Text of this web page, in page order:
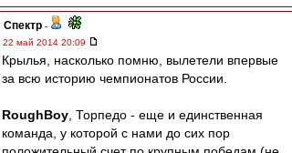
Спектр -
22 май 2014 20:09
Крылья, насколько помню, вылетели впервые
за всю историю чемпионатов России.
RoughBoy , Торпедо - еще и единственная
команда, у которой с нами до сих пор